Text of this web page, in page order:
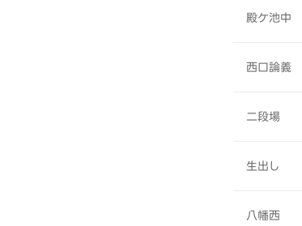
殿ケ池中
西口論義
二段場
生出し
八幡西